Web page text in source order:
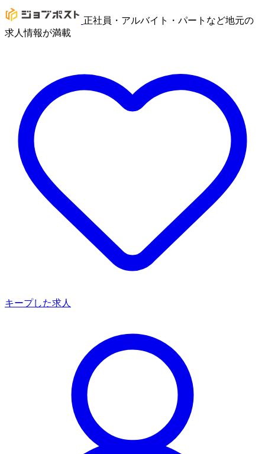
正社員・アルバイト・パートなど地元の
求人情報が満載
キープした求人